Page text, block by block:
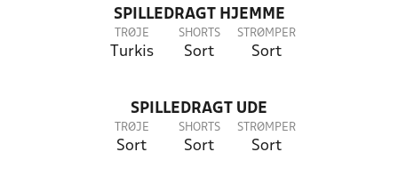
SPILLEDRAGT HJEMME
TRØJE
Turkis
SHORTS
Sort
STRØMPER
Sort
SPILLEDRAGT UDE
TRØJE
Sort
SHORTS
Sort
STRØMPER
Sort